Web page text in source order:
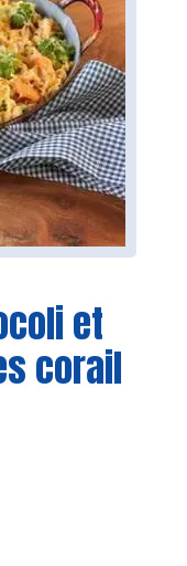
et
corail